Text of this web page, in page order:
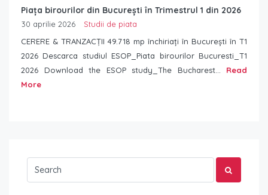
Piața birourilor din București în Trimestrul 1 din 2026
30 aprilie 2026
Studii de piata
CERERE & TRANZACȚII 49.718 mp închiriați în București în T1
2026 Descarca studiul ESOP_Piata birourilor Bucuresti_T1
2026 Download the ESOP study_The Bucharest... Read
More